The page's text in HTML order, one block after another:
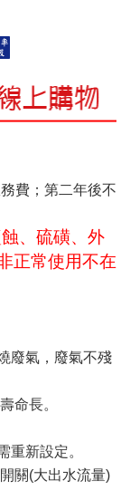
費；第二年後不
、硫磺、外
正常使用不在
廢氣，廢氣不殘
命長。
重新設定。
關(大出水流量)